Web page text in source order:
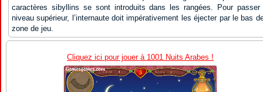
caractères sibyllins se sont introduits dans les rangées. Pour passer
niveau supérieur, l’internaute doit impérativement les éjecter par le bas
zone de jeu.
Cliquez ici pour jouer à 1001 Nuits Arabes !